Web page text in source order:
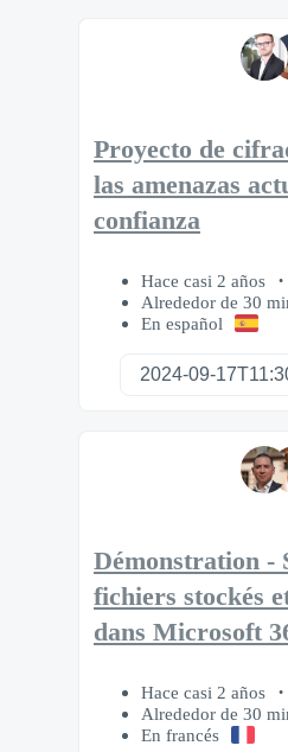
Proyecto de
las amenazas
confianza
Hace casi 2 años
Alrededor de 30
En español
Démonstration -
fichiers stockés
dans Microsoft
Hace casi 2 años
Alrededor de 30
En francés